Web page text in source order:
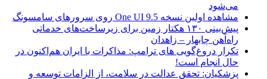
می‌شود
مشاهده اولین نسخه One UI 9.5 روی سرورهای سامسونگ
پیش‌بینی ۱۳۰ هکتار زمین برای زیرساخت‌های خدماتی
راه‌آهن چابهار – زاهدان
تکرار دروغ‌گویی های ترامپ: مذاکرات با ایران هم‌اکنون در
حال انجام است!
پزشکیان: تحقق عدالت در سلامت، از الزامات توسعه و